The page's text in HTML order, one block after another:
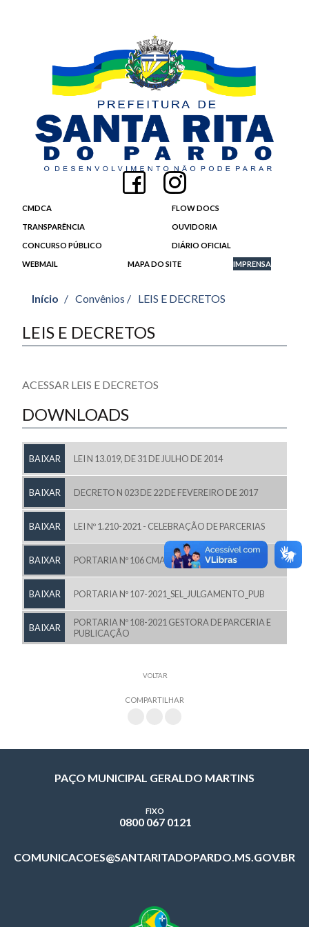
CMDCA FLOW DOCS
TRANSPARÊNCIA OUVIDORIA
CONCURSO PÚBLICO DIÁRIO OFICIAL
WEBMAIL MAPA DO SITE IMPRENSA
Início / Convênios / LEIS E DECRETOS
LEIS E DECRETOS
ACESSAR LEIS E DECRETOS
DOWNLOADS
BAIXAR LEI N 13.019, DE 31 DE JULHO DE 2014
BAIXAR DECRETO N 023 DE 22 DE FEVEREIRO DE 2017
BAIXAR LEI Nº 1.210-2021 - CELEBRAÇÃO DE PARCERIAS
BAIXAR PORTARIA Nº 106 CMA E ALTERAÇÕES
BAIXAR PORTARIA Nº 107-2021_SEL_JULGAMENTO_PUB
BAIXAR
PORTARIA Nº 108-2021 GESTORA DE PARCERIA E
PUBLICAÇÃO
VOLTAR
COMPARTILHAR
PAÇO MUNICIPAL GERALDO MARTINS
FIXO
0800 067 0121
COMUNICACOES@SANTARITADOPARDO.MS.GOV.BR